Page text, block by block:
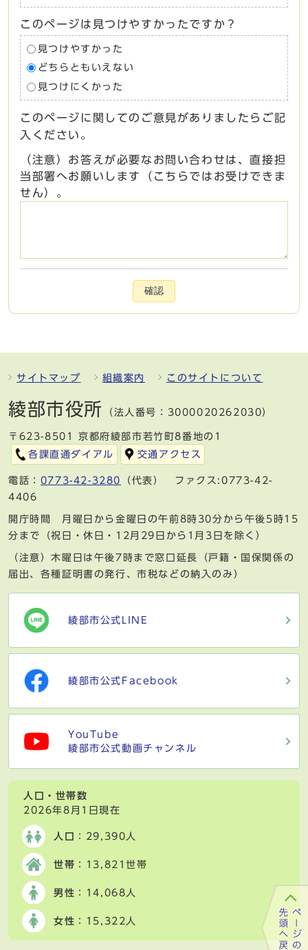
このページは見つけやすかったですか？
見つけやすかった
どちらともいえない
見つけにくかった
このページに関してのご意見がありましたらご記
入ください。
（注意）お答えが必要なお問い合わせは、直接担
当部署へお願いします（こちらではお受けできま
せん）。
確認
サイトマップ 組織案内 このサイトについて
綾部市役所 （法人番号：3000020262030）
〒623-8501 京都府綾部市若竹町8番地の1
各課直通ダイアル
交通アクセス
電話： 0773-42-3280
（代表） ファクス:0773-42-
4406
開庁時間 月曜日から金曜日の午前8時30分から午後5時15
分まで（祝日・休日・12月29日から1月3日を除く）
（注意）木曜日は午後7時まで窓口延長（戸籍・国保関係の
届出、各種証明書の発行、市税などの納入のみ）
綾部市公式LINE
綾部市公式Facebook
YouTube
綾部市公式動画チャンネル
人口・世帯数
2026年8月1日現在
人口 ：29,390人
世帯 ：13,821世帯
男性 ：14,068人
女性 ：15,322人